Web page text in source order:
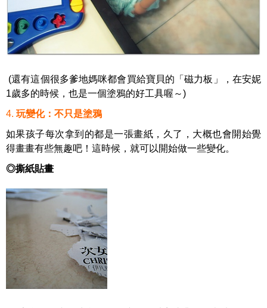
(還有這個很多爹地媽咪都會買給寶貝的「磁力板」，在安妮
1歲多的時候，也是一個塗鴉的好工具喔～)
4. 玩變化：不只是塗鴉
如果孩子每次拿到的都是一張畫紙，久了，大概也會開始覺
得畫畫有些無趣吧！這時候，就可以開始做一些變化。
◎撕紙貼畫